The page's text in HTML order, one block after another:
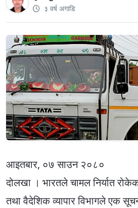
३ वर्ष अगाडि
आइतबार, ०७ साउन २०८०
दोलखा । भारतले चामल निर्यात
तथा वैदेशिक व्यापार विभागले एक